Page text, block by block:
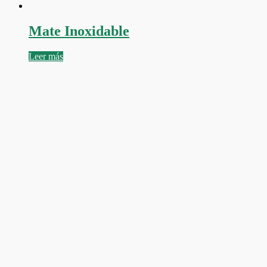
Mate Inoxidable
Leer más